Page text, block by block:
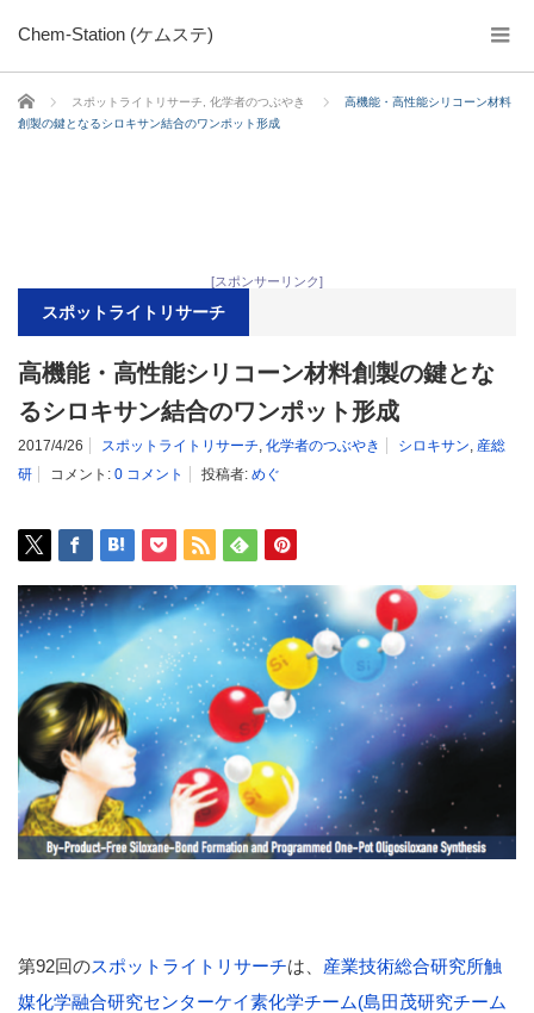
Chem-Station (ケムステ)
ホーム スポットライトリサーチ 化学者のつぶやき
高機能・高性能シリコーン材料
創製の鍵となるシロキサン結合のワンポット形成
[スポンサーリンク]
スポットライトリサーチ
高機能・高性能シリコーン材料創製の鍵とな
るシロキサン結合のワンポット形成
2017/4/26 スポットライトリサーチ, 化学者のつぶやき シロキサン, 産総
研
コメント: 0 コメント 投稿者: めぐ
第92回のスポットライトリサーチは、 産業技術総合研究所触
媒化学融合研究センターケイ素化学チーム(島田茂研究チーム